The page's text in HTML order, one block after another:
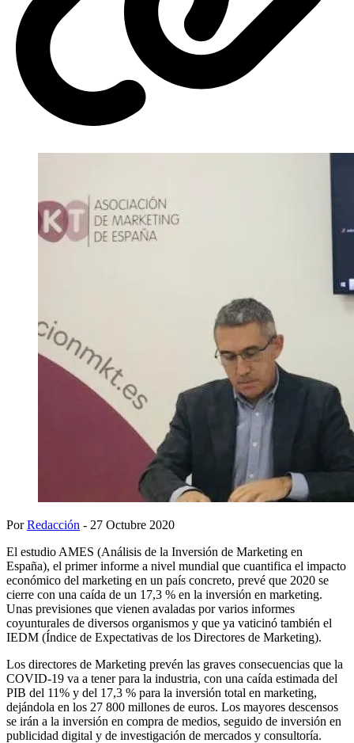
PorRedacción - 27 Octubre 2020
El estudio AMES (Análisis de la Inversión de Marketing en
España), el primer informe a nivel mundial que cuantifica el impacto
económico del marketing en un país concreto, prevé que 2020 se
cierre con una caída de un 17,3 % en la inversión en marketing.
Unas previsiones que vienen avaladas por varios informes
coyunturales de diversos organismos y que ya vaticinó también el
IEDM (Índice de Expectativas de los Directores de Marketing).
Los directores de Marketing prevén las graves consecuencias que la
COVID-19 va a tener para la industria, con una caída estimada del
PIB del 11% y del 17,3 % para la inversión total en marketing,
dejándola en los 27 800 millones de euros. Los mayores descensos
se irán a la inversión en compra de medios, seguido de inversión en
publicidad digital y de investigación de mercados y consultoría.